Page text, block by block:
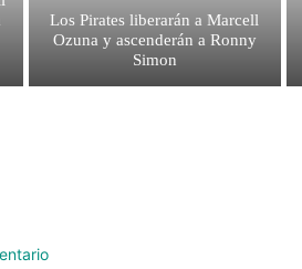
Los Pirates liberarán a Marcell
Ozuna y ascenderán a Ronny
Simon